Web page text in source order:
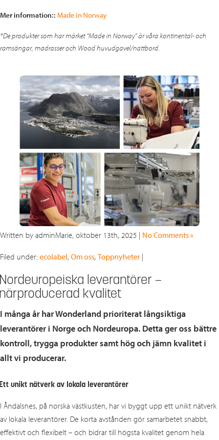
Mer information:: Made in Norway
*De produkter som har märket “Made in Norway” är våra kontinental- och
ramsängar, madrasser och Wood huvudgavel/nattbord.
Written by adminMarie, oktober 13th, 2025 | No Comments »
Filed under: ecolabel, Om oss, Toppnyheter |
leverantörer –
kvalitet
I många år har Wonderland prioriterat långsiktiga
leverantörer i Norge och Nordeuropa. Detta ger oss bättre
kontroll, trygga produkter samt hög och jämn kvalitet i
allt vi producerar.
unikt nätverk av lokala leverantörer
I Åndalsnes, på norska västkusten, har vi byggt upp ett unikt nätverk
av lokala leverantörer. De korta avstånden gör samarbetet snabbt,
effektivt och flexibelt – och bidrar till högsta kvalitet genom hela